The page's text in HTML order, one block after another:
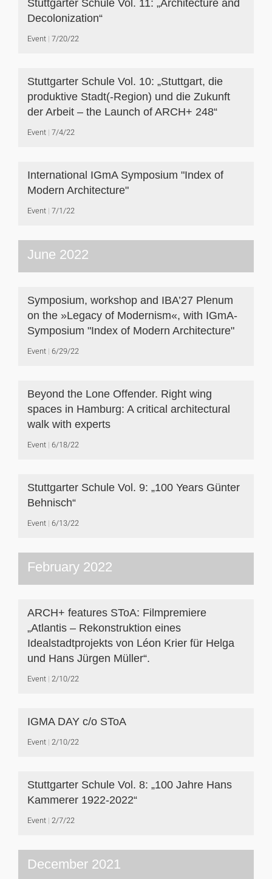
Stuttgarter Schule Vol. 11: „Architecture and
Decolonization“
Event 7/20/22
Stuttgarter Schule Vol. 10: „Stuttgart, die
produktive Stadt(-Region) und die Zukunft
der Arbeit – the Launch of ARCH+ 248“
Event 7/4/22
International IGmA Symposium "Index of
Modern Architecture"
Event 7/1/22
June 2022
Symposium, workshop and IBA’27 Plenum
on the »Legacy of Modernism«, with IGmA-
Symposium "Index of Modern Architecture"
Event 6/29/22
Beyond the Lone Offender. Right wing
spaces in Hamburg: A critical architectural
walk with experts
Event 6/18/22
Stuttgarter Schule Vol. 9: „100 Years Günter
Behnisch“
Event 6/13/22
February 2022
ARCH+ features SToA: Filmpremiere
„Atlantis – Rekonstruktion eines
Idealstadtprojekts von Léon Krier für Helga
und Hans Jürgen Müller“.
Event 2/10/22
IGMA DAY c/o SToA
Event 2/10/22
Stuttgarter Schule Vol. 8: „100 Jahre Hans
Kammerer 1922-2022“
Event 2/7/22
December 2021